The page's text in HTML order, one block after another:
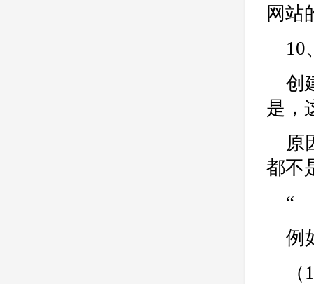
网站
10
创
是，
原
都不
“
例